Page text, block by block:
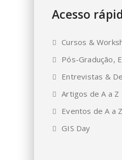
Acesso
Cursos &
Pós-Gradução,
Entrevistas &
Artigos de A a Z
Eventos de A a Z
GIS Day